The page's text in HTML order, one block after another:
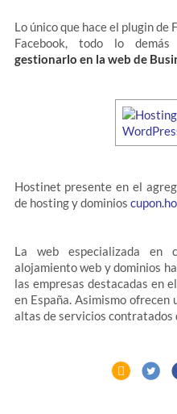
Lo único que hace el plugin
Facebook, todo lo
gestionarlo en la web de
Hostinet presente en el
de hosting y dominios
La web especializada en
alojamiento web y dominios
las empresas destacadas en
en España. Asimismo ofrecen
altas de servicios contratados